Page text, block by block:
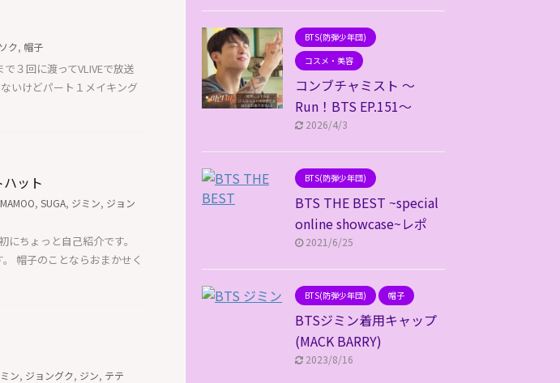
ク, 帽子
３回に渡ってVLIVEで放送
いけどパート１メイキング
ット
, SUGA, ジミン, ジョン
ちょっと自己紹介です。
帽子のことならおまかせく
ン, ジョングク, ジン, テテ
BTS(防弾少年団)
コスメ・美容
コンブチャミスト ～
Run！BTS EP.151～
2026/4/3
BTS(防弾少年団)
BTS THE BEST ~special
online showcase~レポ
2021/6/25
BTS(防弾少年団) 帽子
BTSジミン着用キャップ
(MACK BARRY)
2023/8/16